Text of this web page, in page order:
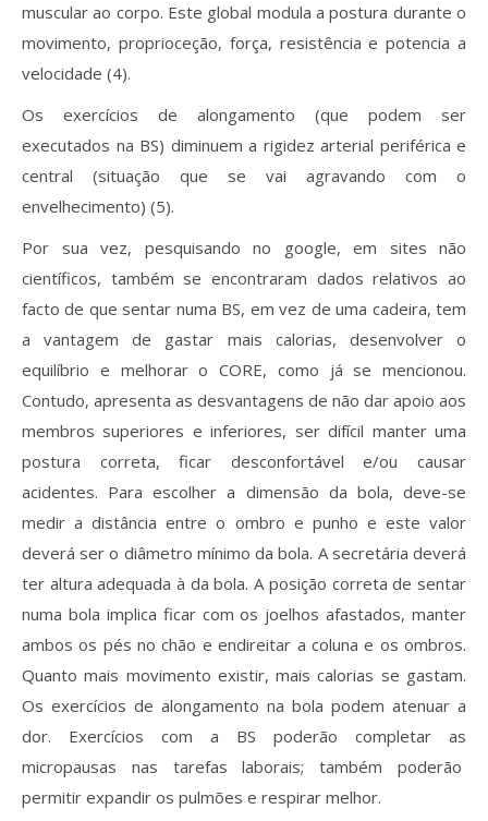
muscular ao corpo. Este global modula a postura durante o
movimento, proprioceção, força, resistência e potencia a
velocidade (4).
Os exercícios de alongamento (que podem ser
executados na BS) diminuem a rigidez arterial periférica e
central (situação que se vai agravando com o
envelhecimento) (5).
Por sua vez, pesquisando no google, em sites não
científicos, também se encontraram dados relativos ao
facto de que sentar numa BS, em vez de uma cadeira, tem
a vantagem de gastar mais calorias, desenvolver o
equilíbrio e melhorar o CORE, como já se mencionou.
Contudo, apresenta as desvantagens de não dar apoio aos
membros superiores e inferiores, ser difícil manter uma
postura correta, ficar desconfortável e/ou causar
acidentes. Para escolher a dimensão da bola, deve-se
medir a distância entre o ombro e punho e este valor
deverá ser o diâmetro mínimo da bola. A secretária deverá
ter altura adequada à da bola. A posição correta de sentar
numa bola implica ficar com os joelhos afastados, manter
ambos os pés no chão e endireitar a coluna e os ombros.
Quanto mais movimento existir, mais calorias se gastam.
Os exercícios de alongamento na bola podem atenuar a
dor. Exercícios com a BS poderão completar as
micropausas nas tarefas laborais; também poderão
permitir expandir os pulmões e respirar melhor.